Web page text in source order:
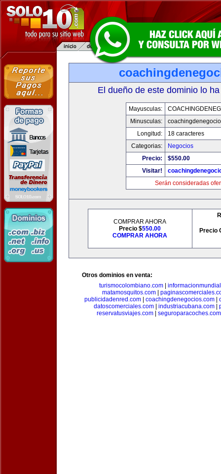
El dueño de este dominio lo
Mayusculas:
Minusculas:
Longitud:
18 caracteres
Categorias:
Negocios
Precio:
$550.00
Visitar!
Serán consideradas
COMPRAR AHORA
Precio $550.00
COMPRAR AHORA
Precio
Otros dominios en venta:
turismocolombiano.com
matamosquitos.com|
publicidadenred.com| coachingdenegocios.com|
datoscomerciales.com| industriacubana.com|
reservatusviajes.com| seguroparacoches.com